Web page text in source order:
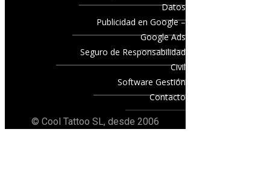
Datos
Publicidad en Google –
Google Ads
Seguro de Responsabilidad
Civil
Software Gestión
Contacto
© Cool Tattoo SL, desde 2006